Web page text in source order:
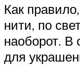
Как
нити, по
наоборот. В
для